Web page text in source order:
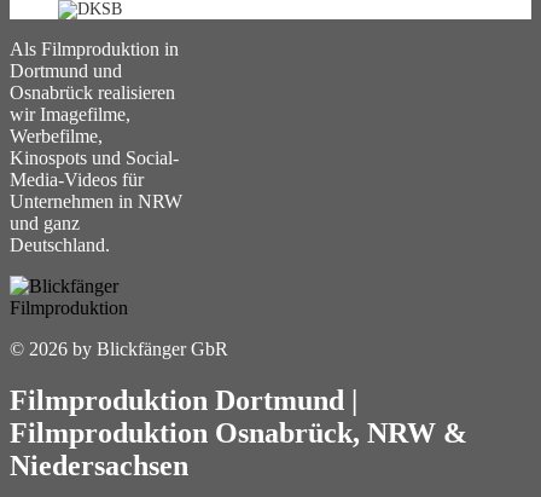
Als Filmproduktion in
Dortmund und
Osnabrück realisieren
wir Imagefilme,
Werbefilme,
Kinospots und Social-
Media-Videos für
Unternehmen in NRW
und ganz
Deutschland.
© 2026 by Blickfänger GbR
Filmproduktion Dortmund
Filmproduktion Osnabrück, NRW &
Niedersachsen